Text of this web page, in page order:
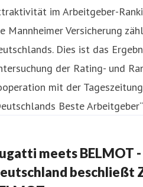
im Arbeitgeber-
Mannheimer Versicherung
Dies ist das
der Rating- und
mit der
Beste
meets BELMOT
beschließt